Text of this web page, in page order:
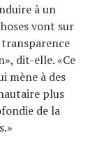
à un
vont sur
dit-elle. «Ce
mène à des
plus
de la